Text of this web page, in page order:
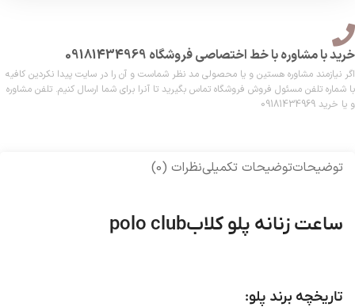
خرید با مشاوره با خط اختصاصی فروشگاه 09181434969
اگر نیازمند مشاوره هستین و یا محصولی مد نظر شماست و آن را در سایت پیدا نکردین کافیه
با شماره تلفن مسئول فروش فروشگاه تماس بگیرید تا آنرا برای شما ارسال کنیم. تلفن مشاوره
و یا خرید 09181434969
توضیحاتتوضیحات تکمیلینظرات (0)
ساعت زنانه پلو کلابpolo club
تاریخچه برند پلو: